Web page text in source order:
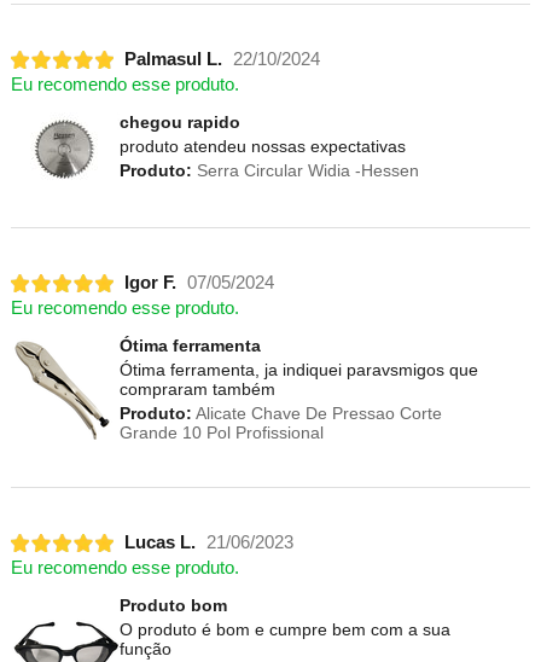
Palmasul L.
22/10/2024
Eu recomendo esse produto.
chegou rapido
produto atendeu nossas expectativas
Produto: Serra Circular Widia -Hessen
Igor F. 07/05/2024
Eu recomendo esse produto.
Ótima ferramenta
Ótima ferramenta, ja indiquei paravsmigos que
compraram também
Produto: Alicate Chave De Pressao Corte
Grande 10 Pol Profissional
Lucas L.
21/06/2023
Eu recomendo esse produto.
Produto bom
O produto é bom e cumpre bem com a sua
função